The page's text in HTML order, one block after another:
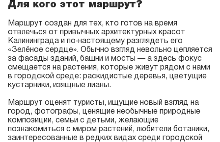
Для кого этот маршрут?
Маршрут создан для тех, кто готов на время
отвлечься от привычных архитектурных красот
Калининграда и по‑настоящему разглядеть его
«Зелёное сердце». Обычно взгляд невольно цепляется
за фасады зданий, башни и мосты — а здесь фокус
смещается на растения, которые живут рядом с нами
в городской среде: раскидистые деревья, цветущие
кустарники, изящные лианы.
Маршрут оценят туристы, ищущие новый взгляд на
город, фотографы, ценящие необычные природные
композиции, семьи с детьми, желающие
познакомиться с миром растений, любители ботаники,
заинтересованные в редких видах среди городской